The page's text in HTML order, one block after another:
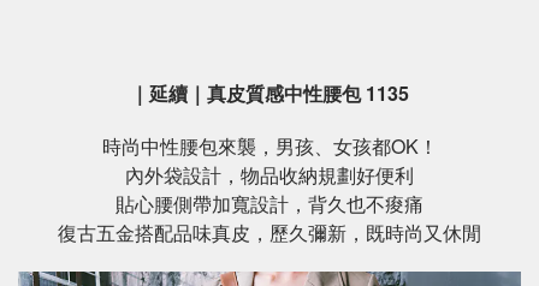
｜延續｜真皮質感中性腰包 1135
時尚中性腰包來襲，男孩、女孩都OK！
內外袋設計，物品收納規劃好便利
貼心腰側帶加寬設計，背久也不痠痛
復古五金搭配品味真皮，歷久彌新，既時尚又休閒